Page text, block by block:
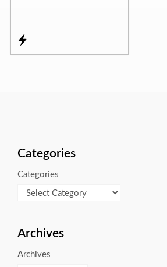
Categories
Categories
Archives
Archives